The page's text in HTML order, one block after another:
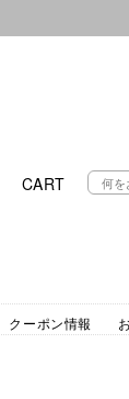
CART
クーポン情報